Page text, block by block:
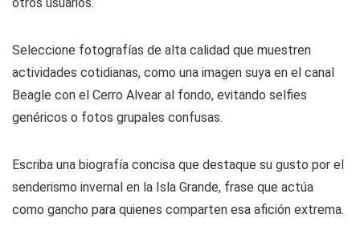
otros usuarios.
Seleccione fotografías de alta calidad que muestren
actividades cotidianas, como una imagen suya en el canal
Beagle con el Cerro Alvear al fondo, evitando selfies
genéricos o fotos grupales confusas.
Escriba una biografía concisa que destaque su gusto por el
senderismo invernal en la Isla Grande, frase que actúa
como gancho para quienes comparten esa afición extrema.